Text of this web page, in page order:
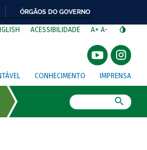
ÓRGÃOS DO GOVERNO
ACESSIBILIDADE A+ A-
CONHECIMENTO IMPRENSA